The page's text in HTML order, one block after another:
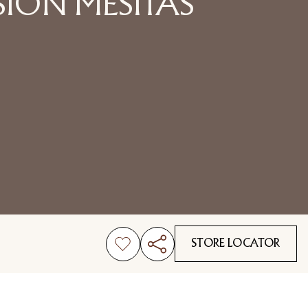
MESITAS
STORE LOCATOR